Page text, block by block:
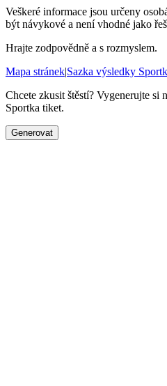
Veškeré informace jsou určeny
být návykové a není vhodné jako
Hrajte zodpovědně a s rozmyslem.
Mapa stránek|Sazka výsledky
Chcete zkusit štěstí? Vygenerujte si
Sportka tiket.
Generovat